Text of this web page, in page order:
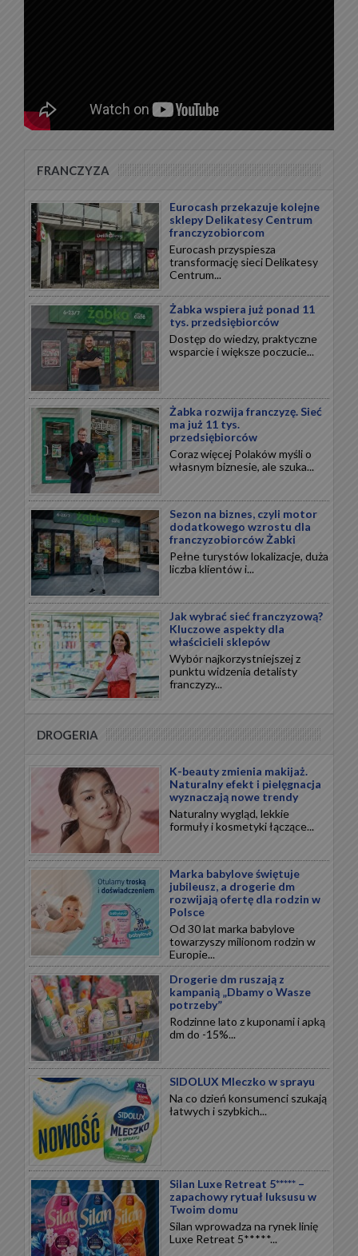
FRANCZYZA
Eurocash przekazuje kolejne
sklepy Delikatesy Centrum
franczyzobiorcom
Eurocash przyspiesza
transformację sieci Delikatesy
Centrum...
Żabka wspiera już ponad 11
tys. przedsiębiorców
Dostęp do wiedzy, praktyczne
wsparcie i większe poczucie...
Żabka rozwija franczyzę. Sieć
ma już 11 tys.
przedsiębiorców
Coraz więcej Polaków myśli o
własnym biznesie, ale szuka...
Sezon na biznes, czyli motor
dodatkowego wzrostu dla
franczyzobiorców Żabki
Pełne turystów lokalizacje, duża
liczba klientów i...
Jak wybrać sieć franczyzową?
Kluczowe aspekty dla
właścicieli sklepów
Wybór najkorzystniejszej z
punktu widzenia detalisty
franczyzy...
DROGERIA
K-beauty zmienia makijaż.
Naturalny efekt i pielęgnacja
wyznaczają nowe trendy
Naturalny wygląd, lekkie
formuły i kosmetyki łączące...
Marka babylove świętuje
jubileusz, a drogerie dm
rozwijają ofertę dla rodzin w
Polsce
Od 30 lat marka babylove
towarzyszy milionom rodzin w
Europie...
Drogerie dm ruszają z
kampanią „Dbamy o Wasze
potrzeby”
Rodzinne lato z kuponami i apką
dm do -15%...
SIDOLUX Mleczko w sprayu
Na co dzień konsumenci szukają
łatwych i szybkich...
Silan Luxe Retreat 5***** –
zapachowy rytuał luksusu w
Twoim domu
Silan wprowadza na rynek linię
Luxe Retreat 5*****...